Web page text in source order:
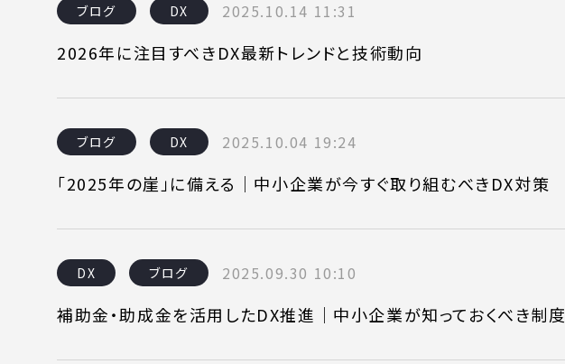
ブログ DX 2025.10.14 11:31
2026年に注目すべきDX最新トレンドと技術動向
ブログ DX 2025.10.04 19:24
「2025年の崖」に備える｜中小企業が今すぐ取り組むべきDX対策
DX ブログ 2025.09.30 10:10
補助金・助成金を活用したDX推進｜中小企業が知っておくべき制度